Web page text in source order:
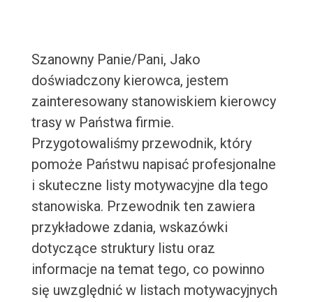
Szanowny Panie/Pani, Jako
doświadczony kierowca, jestem
zainteresowany stanowiskiem kierowcy
trasy w Państwa firmie.
Przygotowaliśmy przewodnik, który
pomoże Państwu napisać profesjonalne
i skuteczne listy motywacyjne dla tego
stanowiska. Przewodnik ten zawiera
przykładowe zdania, wskazówki
dotyczące struktury listu oraz
informacje na temat tego, co powinno
się uwzględnić w listach motywacyjnych